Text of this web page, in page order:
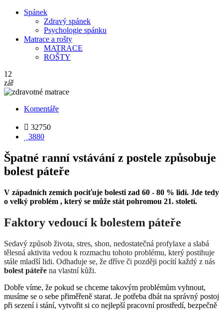
Spánek
Zdravý spánek
Psychologie spánku
Matrace a rošty
MATRACE
ROŠTY
12
zář
Komentáře
 32750
3880
Špatné ranní vstávání z postele způsobuje
bolest páteře
V západních zemích pociťuje bolesti zad 60 - 80 % lidí. Jde tedy
o velký problém , který se může stát pohromou 21. století.
Faktory vedoucí k bolestem páteře
Sedavý způsob života, stres, shon, nedostatečná profylaxe a slabá
tělesná aktivita vedou k rozmachu tohoto problému, který postihuje
stále mladší lidi. Odhaduje se, že dříve či později pocítí každý z nás
bolest páteře na vlastní kůži.
Dobře víme, že pokud se chceme takovým problémům vyhnout,
musíme se o sebe přiměřeně starat. Je potřeba dbát na správný postoj
při sezení i stání, vytvořit si co nejlepší pracovní prostředí, bezpečně